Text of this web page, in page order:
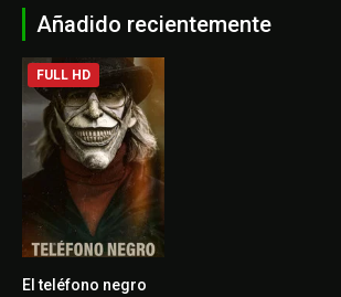
Añadido recientemente
6.9
FULL HD
El teléfono negro